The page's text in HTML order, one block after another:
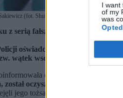
I want
of my
was
(fot. Shutterstock)
z serią fałszywych zgłoszeń 53-
oświadczyła, że nie jest
wątek wschodni. Śledztwo ma
o nagłym zwrocie w
oczyszczony z zarzutów i
jego tożsamość.